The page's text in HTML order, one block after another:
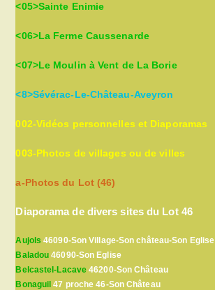
<05>Sainte Enimie
<06>La Ferme Caussenarde
<07>Le Moulin à Vent de La Borie
<8>Sévérac-Le-Château-Aveyron
002-Vidéos personnelles et Diaporamas
003-Photos de villages ou de villes
a-Photos du Lot (46)
Diaporama de divers sites du Lot 46
Aujols 46090-Son Village-Son château-Son Eglise
Baladou 46090-Son Eglise
Belcastel-Lacave 46200-Son Château
Bonaguil 47 proche 46-Son Château